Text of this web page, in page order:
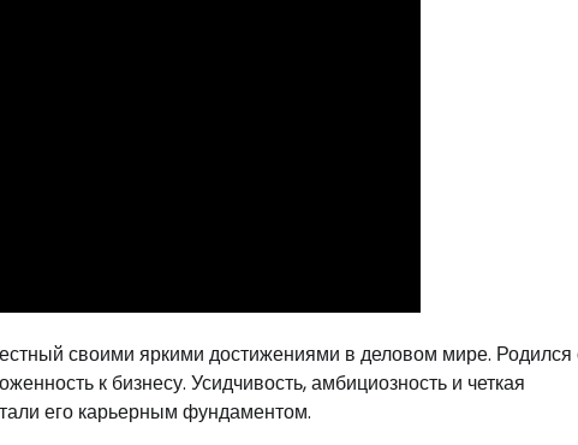
своими яркими достижениями в деловом мире. Родился
к бизнесу. Усидчивость, амбициозность и четкая
его карьерным фундаментом.